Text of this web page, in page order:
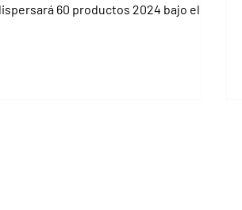
60 productos 2024 bajo el